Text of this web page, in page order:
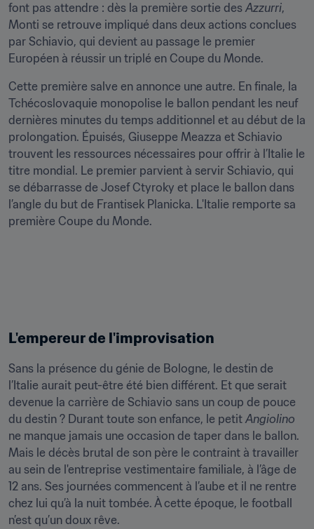
font pas attendre : dès la première sortie des Azzurri,
Monti se retrouve impliqué dans deux actions conclues
par Schiavio, qui devient au passage le premier
Européen à réussir un triplé en Coupe du Monde.
Cette première salve en annonce une autre. En finale, la
Tchécoslovaquie monopolise le ballon pendant les neuf
dernières minutes du temps additionnel et au début de la
prolongation. Épuisés, Giuseppe Meazza et Schiavio
trouvent les ressources nécessaires pour offrir à l’Italie le
titre mondial. Le premier parvient à servir Schiavio, qui
se débarrasse de Josef Ctyroky et place le ballon dans
l’angle du but de Frantisek Planicka. L'Italie remporte sa
première Coupe du Monde.
L'empereur de l'improvisation
Sans la présence du génie de Bologne, le destin de
l’Italie aurait peut-être été bien différent. Et que serait
devenue la carrière de Schiavio sans un coup de pouce
du destin ? Durant toute son enfance, le petit Angiolino
ne manque jamais une occasion de taper dans le ballon.
Mais le décès brutal de son père le contraint à travailler
au sein de l'entreprise vestimentaire familiale, à l’âge de
12 ans. Ses journées commencent à l’aube et il ne rentre
chez lui qu’à la nuit tombée. À cette époque, le football
n’est qu’un doux rêve.